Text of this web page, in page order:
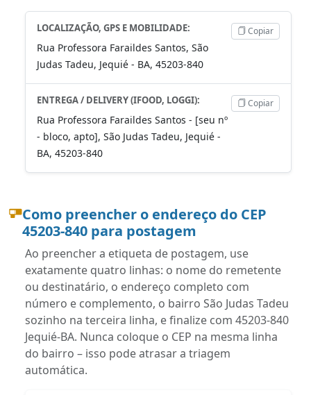
LOCALIZAÇÃO, GPS E MOBILIDADE:
Rua Professora Faraildes Santos, São
Judas Tadeu, Jequié - BA, 45203-840
Copiar
ENTREGA / DELIVERY (IFOOD, LOGGI):
Rua Professora Faraildes Santos - [seu nº
- bloco, apto], São Judas Tadeu, Jequié -
BA, 45203-840
Copiar
Como preencher o endereço do CEP
45203-840 para postagem
Ao preencher a etiqueta de postagem, use
exatamente quatro linhas: o nome do remetente
ou destinatário, o endereço completo com
número e complemento, o bairro São Judas Tadeu
sozinho na terceira linha, e finalize com 45203-840
Jequié-BA. Nunca coloque o CEP na mesma linha
do bairro – isso pode atrasar a triagem
automática.